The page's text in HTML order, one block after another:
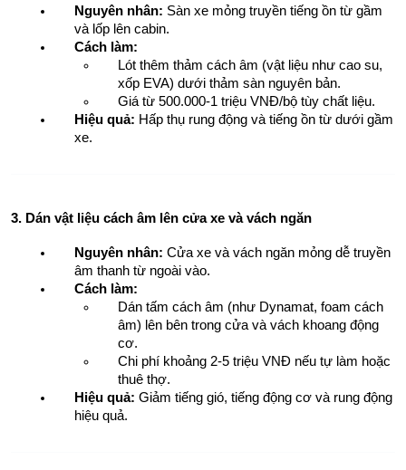
Nguyên nhân: Sàn xe mỏng truyền tiếng ồn từ gầm
và lốp lên cabin.
Cách làm:
Lót thêm thảm cách âm (vật liệu như cao su,
xốp EVA) dưới thảm sàn nguyên bản.
Giá từ 500.000-1 triệu VNĐ/bộ tùy chất liệu.
Hiệu quả: Hấp thụ rung động và tiếng ồn từ dưới gầm
xe.
3. Dán vật liệu cách âm lên cửa xe và vách ngăn
Nguyên nhân: Cửa xe và vách ngăn mỏng dễ truyền
âm thanh từ ngoài vào.
Cách làm:
Dán tấm cách âm (như Dynamat, foam cách
âm) lên bên trong cửa và vách khoang động
cơ.
Chi phí khoảng 2-5 triệu VNĐ nếu tự làm hoặc
thuê thợ.
Hiệu quả: Giảm tiếng gió, tiếng động cơ và rung động
hiệu quả.